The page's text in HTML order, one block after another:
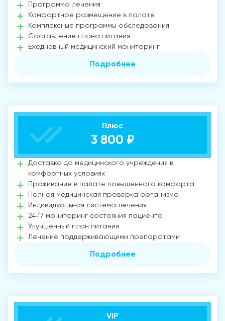
Программа лечения
Комфортное размещение в палате
Комплексные программы обследования
Составление плана питания
Ежедневный медицинский мониторинг
Подробнее
Плюс
3 800 ₽
Доставка до медицинского учреждения в
комфортных условиях
Проживание в палате повышенного комфорта
Полная медицинская проверка организма
Индивидуальная система лечения
24/7 мониторинг состояния пациента
Улучшенный план питания
Лечение поддерживающими препаратами
Подробнее
VIP